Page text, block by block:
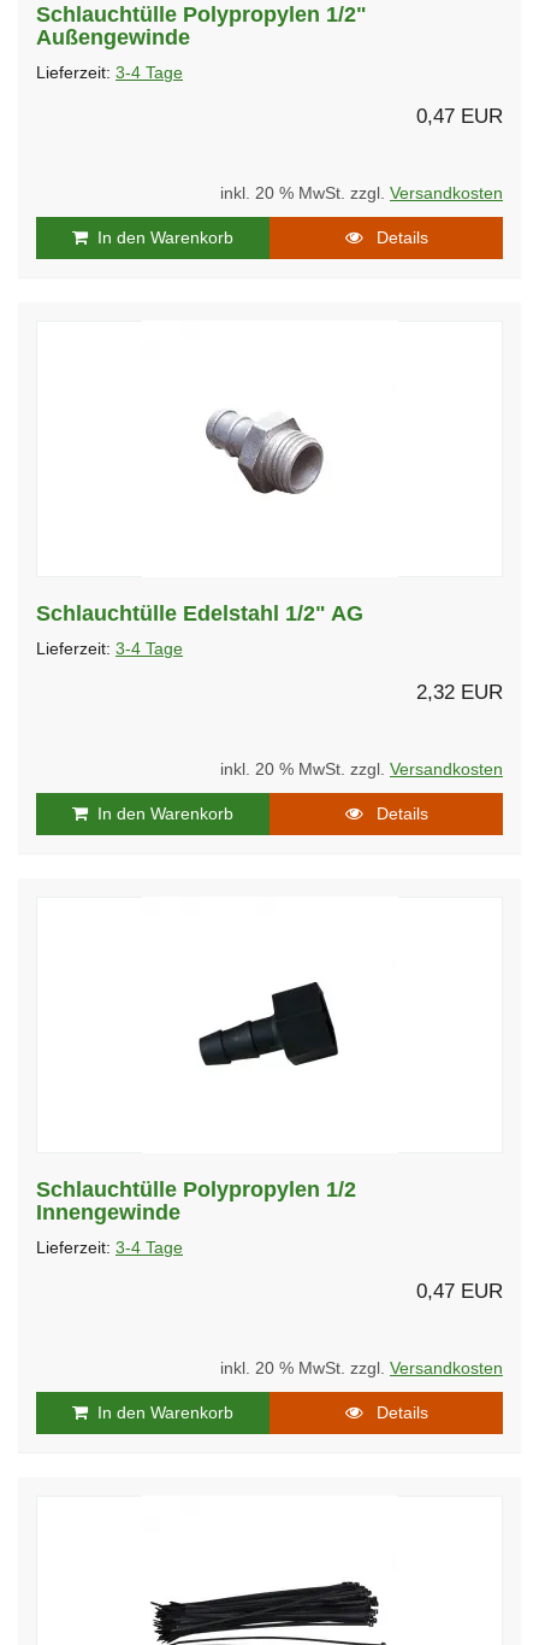
Schlauchtülle Polypropylen 1/2"
Außengewinde
Lieferzeit: 3-4 Tage
0,47 EUR
inkl. 20 % MwSt. zzgl. Versandkosten
In den Warenkorb Details
Schlauchtülle Edelstahl 1/2" AG
Lieferzeit: 3-4 Tage
2,32 EUR
inkl. 20 % MwSt. zzgl. Versandkosten
In den Warenkorb Details
Schlauchtülle Polypropylen 1/2
Innengewinde
Lieferzeit: 3-4 Tage
0,47 EUR
inkl. 20 % MwSt. zzgl. Versandkosten
In den Warenkorb Details